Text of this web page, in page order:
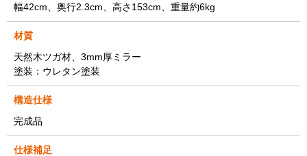
幅42cm、奥行2.3cm、高さ153cm、重量約6kg
材質
天然木ツガ材、3mm厚ミラー
塗装：ウレタン塗装
構造仕様
完成品
仕様補足